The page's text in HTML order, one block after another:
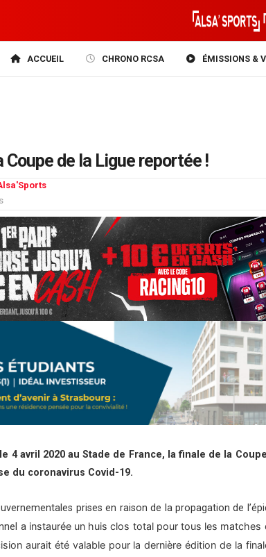
ACCUEIL CHRONO RCSA ÉMISSIONS &
Coupe de la Ligue reportée !
4 avril 2020 au Stade de France, la finale de la
du coronavirus Covid-19.
prises en raison de la propagation de
a instaurée un huis clos total pour tous les matches
aurait été valable pour la dernière édition de la